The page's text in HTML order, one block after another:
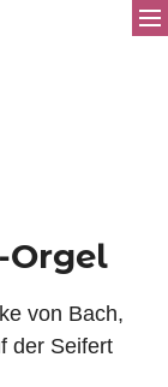
Orgel
von Bach,
der Seifert